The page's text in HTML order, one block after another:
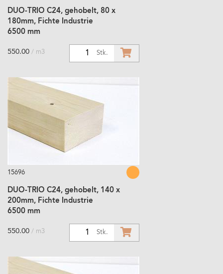
DUO-TRIO C24, gehobelt, 80 x
180mm, Fichte Industrie
6500 mm
Stk.
550.00 / m3
15696
DUO-TRIO C24, gehobelt, 140 x
200mm, Fichte Industrie
6500 mm
Stk.
550.00 / m3